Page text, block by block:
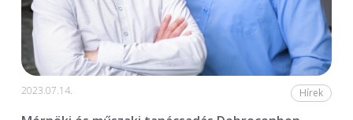
2023.07.14. Hírek